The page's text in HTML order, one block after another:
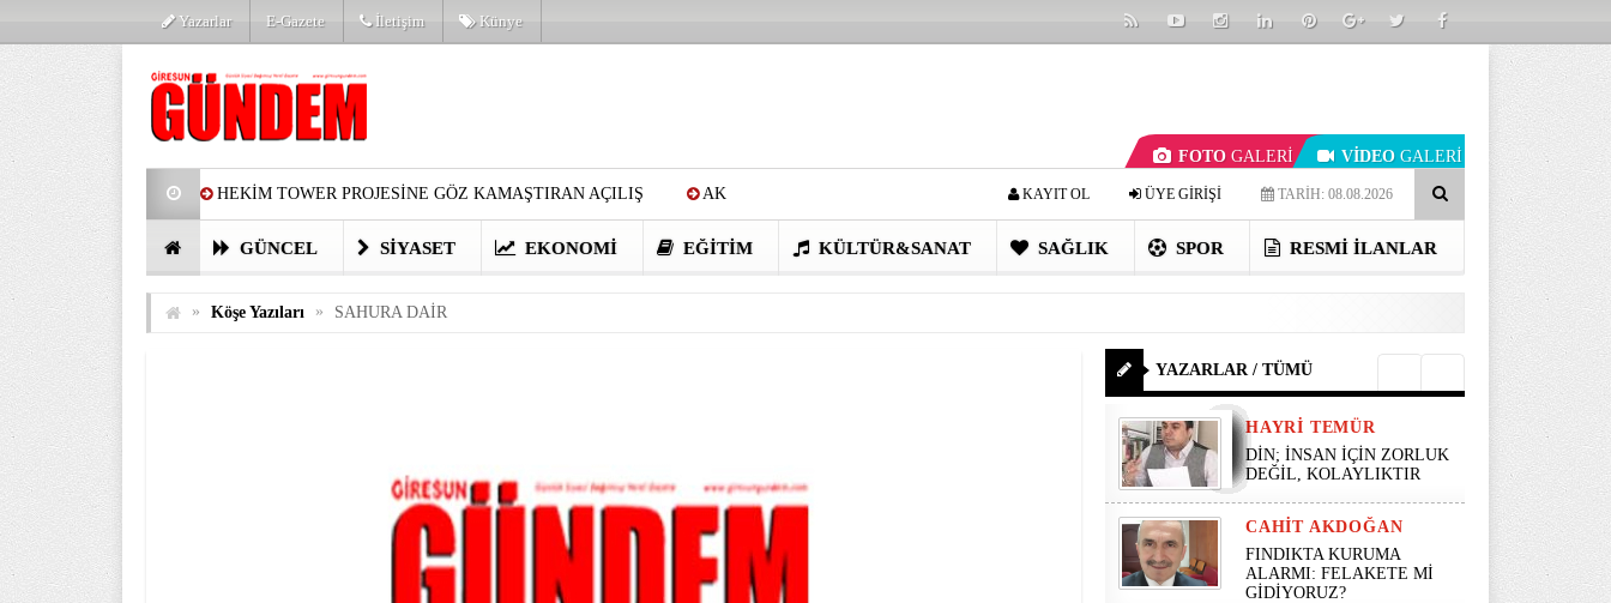
Yazarlar E-Gazete İletişim Künye
FOTO GALERİ VİDEO GALERİ
HEKİM TOWER PROJESİNE GÖZ KAMAŞTIRAN AÇILIŞ AK
PARTİ’DE YENİ YÜZLER HARUN CİCİ: VİDEOYU GÖRÜNCE
TARİH: 08.08.2026
ÜYE GİRİŞİ
KAYIT OL
GÜNCEL SIYASET EKONOMI EĞITIM KÜLTÜR&SANAT SAĞLIK SPOR RESMI İLANLAR
» Köşe Yazıları » SAHURA DAİR
YAZARLAR / TÜMÜ
HAYRI TEMÜR
DİN; İNSAN İÇİN ZORLUK
DEĞİL, KOLAYLIKTIR
CAHIT AKDOĞAN
FINDIKTA KURUMA
ALARMI: FELAKETE Mİ
GİDİYORUZ?